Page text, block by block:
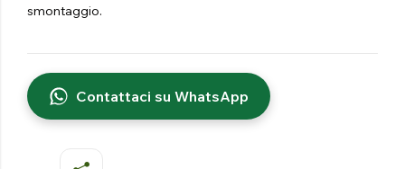
smontaggio.
Contattaci su WhatsApp